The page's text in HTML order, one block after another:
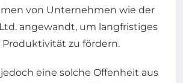
von Unternehmen wie der
angewandt, um langfristiges
zu fördern.
eine solche Offenheit aus